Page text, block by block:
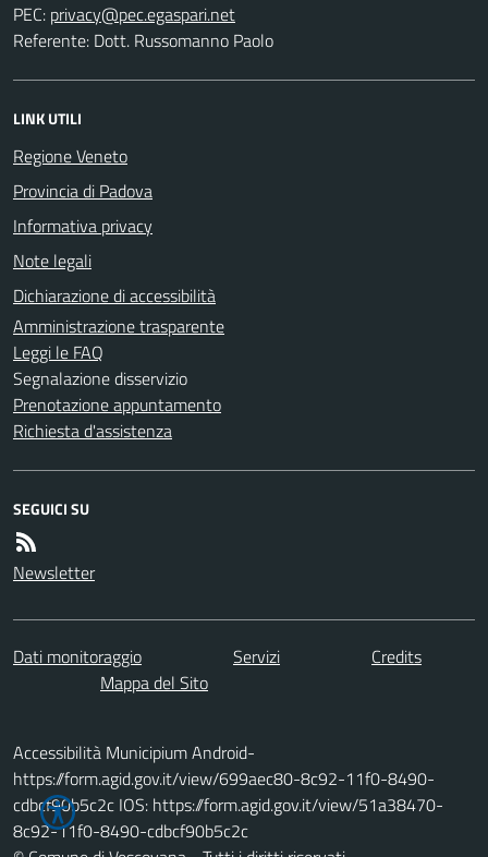
PEC:
Referente: Dott. Russomanno Paolo
LINK UTILI
Regione Veneto
Provincia di Padova
Informativa privacy
Note legali
Dichiarazione di accessibilità
Amministrazione trasparente
Leggi le FAQ
Segnalazione disservizio
Prenotazione appuntamento
Richiesta d'assistenza
SEGUICI SU
Newsletter
Dati monitoraggio Servizi
Credits
Mappa del Sito
Accessibilità Municipium Android-
https://form.agid.gov.it/view/699aec80-8c92-11f0-8490-
cdbcf90b5c2c IOS: https://form.agid.gov.it/view/51a38470-
8c92-11f0-8490-cdbcf90b5c2c